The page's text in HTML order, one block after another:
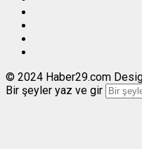
© 2024 Haber29.com
Bir şeyler yaz ve gir